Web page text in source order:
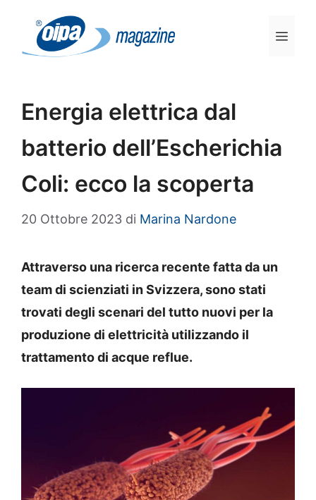
contenuto
Energia elettrica dal
batterio dell’Escherichia
Coli: ecco la scoperta
20 Ottobre 2023 di Marina Nardone
Attraverso una ricerca recente fatta da un
team di scienziati in Svizzera, sono stati
trovati degli scenari del tutto nuovi per la
produzione di elettricità utilizzando il
trattamento di acque reflue.